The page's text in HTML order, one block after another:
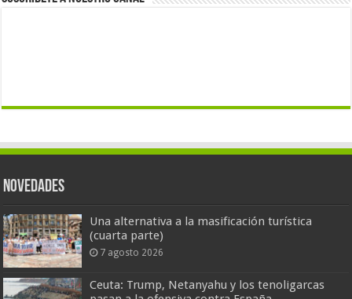
Novedades
Una alternativa a la masificación turística
(cuarta parte)
7 agosto 2026
Ceuta: Trump, Netanyahu y los tenoligarcas